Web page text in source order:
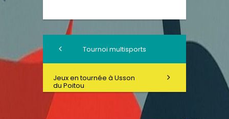
Tournoi multisports
Jeux en tournée à Usson
du Poitou